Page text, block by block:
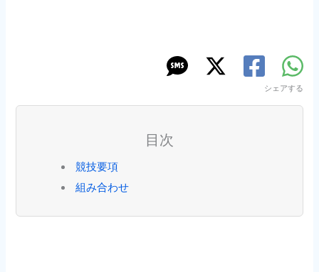
シェアする
目次
競技要項
組み合わせ